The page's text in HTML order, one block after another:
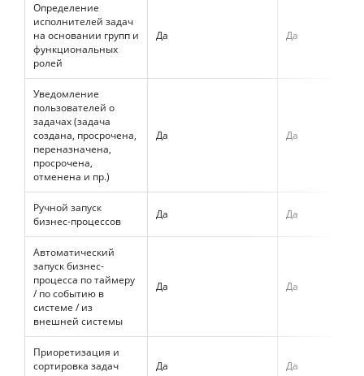
Определение
исполнителей задач
на основании групп и
функциональных
ролей
Да Да
Уведомление
пользователей о
задачах (задача
создана, просрочена,
переназначена,
просрочена,
отменена и пр.)
Да Да
Ручной запуск
бизнес-процессов
Да Да
Автоматический
запуск бизнес-
процесса по таймеру
/ по событию в
системе / из
внешней системы
Да Да
Приоретизация и
сортировка задач
Да Да